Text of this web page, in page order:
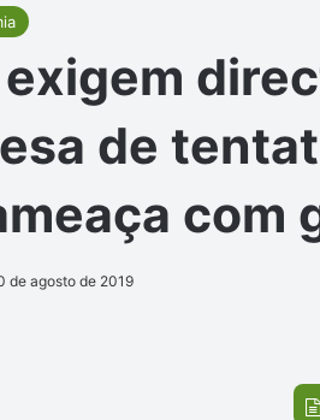
de
com
de agosto de 2019